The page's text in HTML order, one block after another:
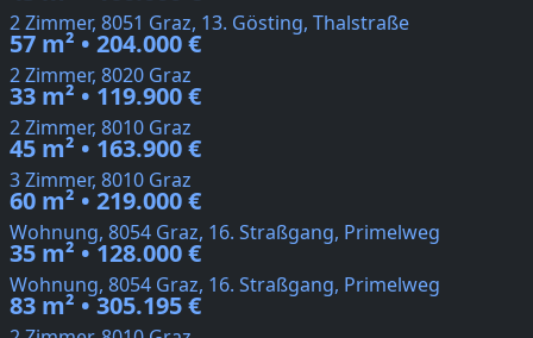
2 Zimmer, 8051 Graz, 13. Gösting, Thalstraße
57 m² • 204.000 €
2 Zimmer, 8020 Graz
33 m² • 119.900 €
2 Zimmer, 8010 Graz
45 m² • 163.900 €
3 Zimmer, 8010 Graz
60 m² • 219.000 €
Wohnung, 8054 Graz, 16. Straßgang, Primelweg
35 m² • 128.000 €
Wohnung, 8054 Graz, 16. Straßgang, Primelweg
83 m² • 305.195 €